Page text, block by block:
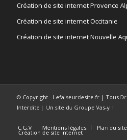
Création de site internet Provence
Création de site internet Occitanie
Création de site internet Nouvelle
© Copyright - Lefaiseurdesite.fr | Tous
Interdite | Un site du Groupe Vas-y !
C.G.V Mentions légales Plan du site
Création de site internet